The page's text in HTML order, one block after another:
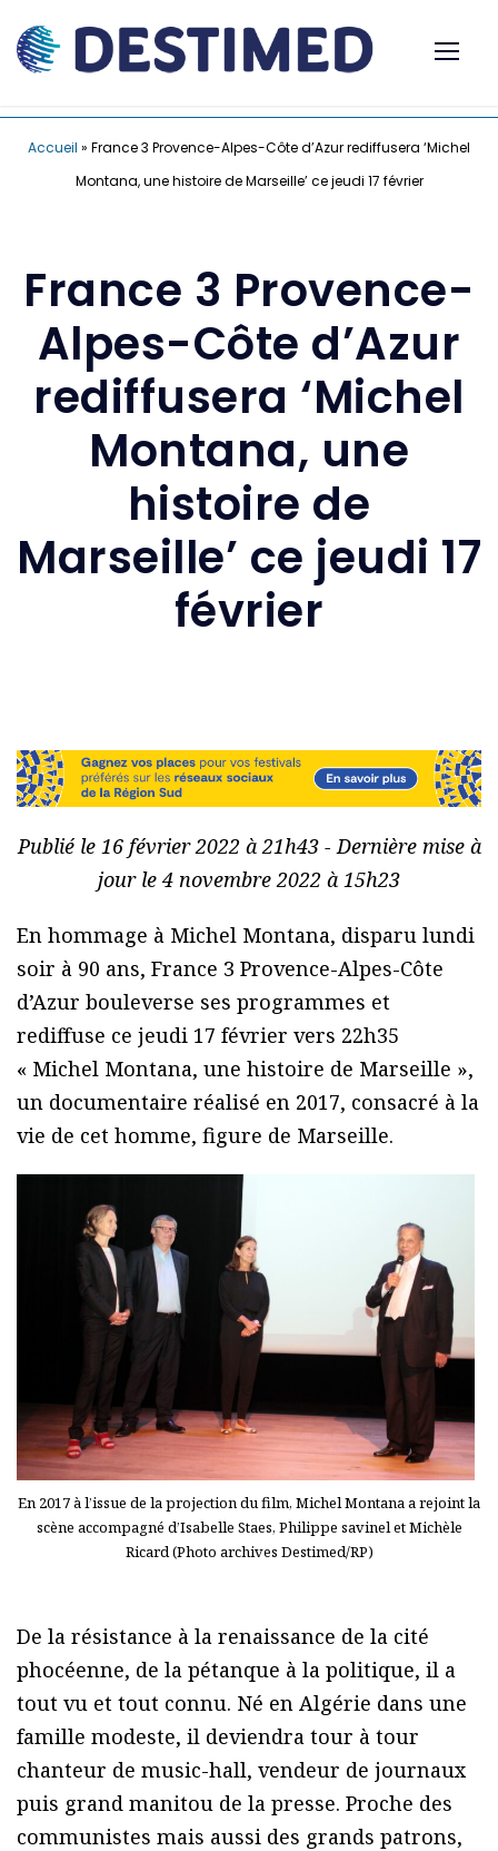
Accueil » France 3 Provence-Alpes-Côte d’Azur rediffusera ‘Michel
Montana, une histoire de Marseille’ ce jeudi 17 février
France 3 Provence-
Alpes-Côte d’Azur
rediffusera ‘Michel
Montana, une
histoire de
Marseille’ ce jeudi 17
février
Publié le 16 février 2022 à 21h43 - Dernière mise à
jour le 4 novembre 2022 à 15h23
En hommage à Michel Montana, disparu lundi
soir à 90 ans, France 3 Provence-Alpes-Côte
d’Azur bouleverse ses programmes et
rediffuse ce jeudi 17 février vers 22h35
« Michel Montana, une histoire de Marseille »,
un documentaire réalisé en 2017, consacré à la
vie de cet homme, figure de Marseille.
En 2017 à l’issue de la projection du film, Michel Montana a rejoint la
scène accompagné d’Isabelle Staes, Philippe savinel et Michèle
Ricard (Photo archives Destimed/RP)
De la résistance à la renaissance de la cité
phocéenne, de la pétanque à la politique, il a
tout vu et tout connu. Né en Algérie dans une
famille modeste, il deviendra tour à tour
chanteur de music-hall, vendeur de journaux
puis grand manitou de la presse. Proche des
communistes mais aussi des grands patrons,